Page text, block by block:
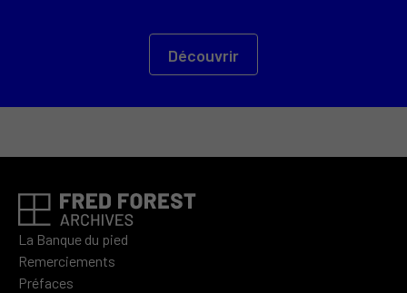
Découvrir
La Banque du pied
Remerciements
Préfaces